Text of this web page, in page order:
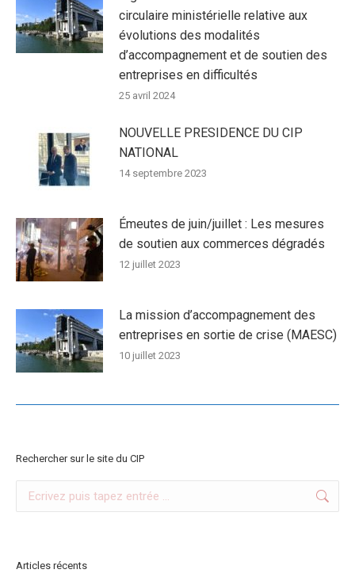
circulaire ministérielle relative aux
évolutions des modalités
d’accompagnement et de soutien des
entreprises en difficultés
25 avril 2024
NOUVELLE PRESIDENCE DU CIP
NATIONAL
14 septembre 2023
Émeutes de juin/juillet : Les mesures
de soutien aux commerces dégradés
12 juillet 2023
La mission d’accompagnement des
entreprises en sortie de crise (MAESC)
10 juillet 2023
Rechercher sur le site du CIP
Articles récents